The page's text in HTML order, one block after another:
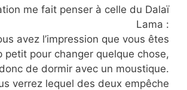
me fait penser à celle du Dalaï
Lama :
avez l’impression que vous êtes
petit pour changer quelque chose,
de dormir avec un moustique.
verrez lequel des deux empêche